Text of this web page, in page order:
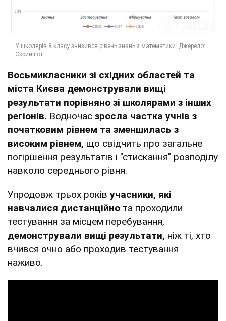
Восьмикласники зі східних областей та
міста Києва демонстрували вищі
результати порівняно зі школярами з інших
регіонів. Водночас зросла частка учнів з
початковим рівнем та зменшилась з
високим рівнем, що свідчить про загальне
погіршення результатів і "стискання" розподілу
навколо середнього рівня.
Упродовж трьох років учасники, які
навчалися дистанційно та проходили
тестування за місцем перебування,
демонстрували вищі результати, ніж ті, хто
вчився очно або проходив тестування
наживо.